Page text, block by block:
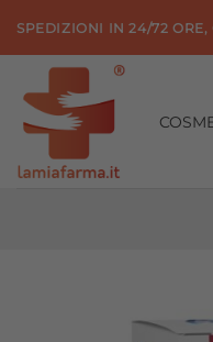
contenuti
SPEDIZIONI IN 24/72 ORE,